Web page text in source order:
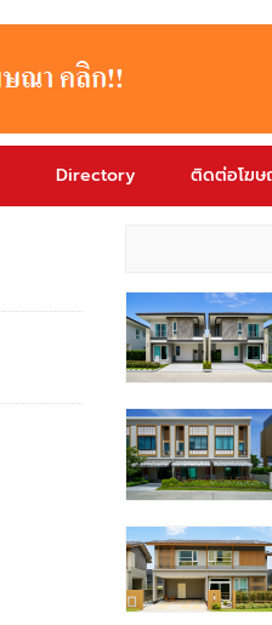
Directory ติดต่อโฆษ